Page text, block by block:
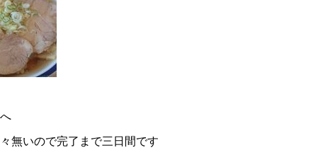
無いので完了まで三日間です